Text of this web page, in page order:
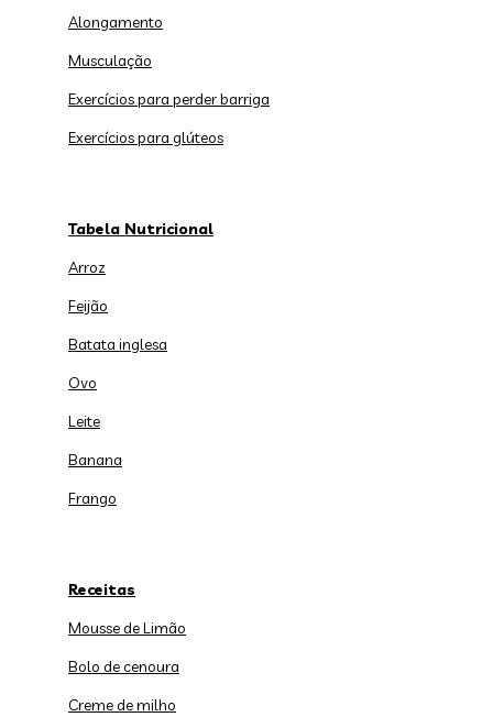
Alongamento
Musculação
Exercícios para perder barriga
Exercícios para glúteos
Tabela Nutricional
Arroz
Feijão
Batata inglesa
Ovo
Leite
Banana
Frango
Receitas
Mousse de Limão
Bolo de cenoura
Creme de milho